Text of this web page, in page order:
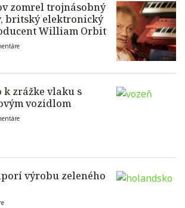
zomrel trojnásobný
britský elektronický
William Orbit
k zrážke vlaku s
vozidlom
výrobu zeleného